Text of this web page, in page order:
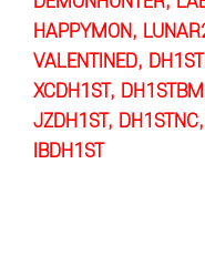
HAPPYMON,
VALENTINED,
XCDH1ST,
JZDH1ST,
IBDH1ST